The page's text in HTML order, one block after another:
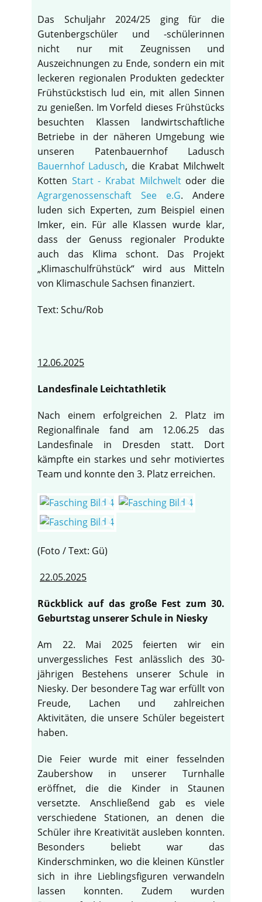
Das Schuljahr 2024/25 ging für die
Gutenbergschüler und -schülerinnen
nicht nur mit Zeugnissen und
Auszeichnungen zu Ende, sondern ein mit
leckeren regionalen Produkten gedeckter
Frühstückstisch lud ein, mit allen Sinnen
zu genießen. Im Vorfeld dieses Frühstücks
besuchten Klassen landwirtschaftliche
Betriebe in der näheren Umgebung wie
unseren Patenbauernhof Ladusch
Bauernhof Ladusch, die Krabat Milchwelt
Kotten Start - Krabat Milchweltoder die
Agrargenossenschaft See e.G. Andere
luden sich Experten, zum Beispiel einen
Imker, ein. Für alle Klassen wurde klar,
dass der Genuss regionaler Produkte
auch das Klima schont. Das Projekt
„Klimaschulfrühstück“ wird aus Mitteln
von Klimaschule Sachsen finanziert.
Text: Schu/Rob
12.06.2025
Landesfinale Leichtathletik
Nach einem erfolgreichen 2. Platz im
Regionalfinale fand am 12.06.25 das
Landesfinale in Dresden statt. Dort
kämpfte ein starkes und sehr motiviertes
Team und konnte den 3. Platz erreichen.
(Foto / Text: Gü)
22.05.2025
Rückblick auf das große Fest zum 30.
Geburtstag unserer Schule in Niesky
Am 22. Mai 2025 feierten wir ein
unvergessliches Fest anlässlich des 30-
jährigen Bestehens unserer Schule in
Niesky. Der besondere Tag war erfüllt von
Freude, Lachen und zahlreichen
Aktivitäten, die unsere Schüler begeistert
haben.
Die Feier wurde mit einer fesselnden
Zaubershow in unserer Turnhalle
eröffnet, die die Kinder in Staunen
versetzte. Anschließend gab es viele
verschiedene Stationen, an denen die
Schüler ihre Kreativität ausleben konnten.
Besonders beliebt war das
Kinderschminken, wo die kleinen Künstler
sich in ihre Lieblingsfiguren verwandeln
lassen konnten. Zudem wurden